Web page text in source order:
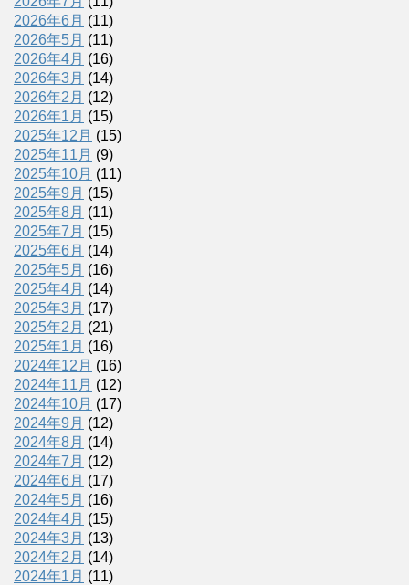
2026年6月 (11)
2026年5月 (11)
2026年4月 (16)
2026年3月 (14)
2026年2月 (12)
2026年1月 (15)
2025年12月 (15)
2025年11月 (9)
2025年10月 (11)
2025年9月 (15)
2025年8月 (11)
2025年7月 (15)
2025年6月 (14)
2025年5月 (16)
2025年4月 (14)
2025年3月 (17)
2025年2月 (21)
2025年1月 (16)
2024年12月 (16)
2024年11月 (12)
2024年10月 (17)
2024年9月 (12)
2024年8月 (14)
2024年7月 (12)
2024年6月 (17)
2024年5月 (16)
2024年4月 (15)
2024年3月 (13)
2024年2月 (14)
2024年1月 (11)